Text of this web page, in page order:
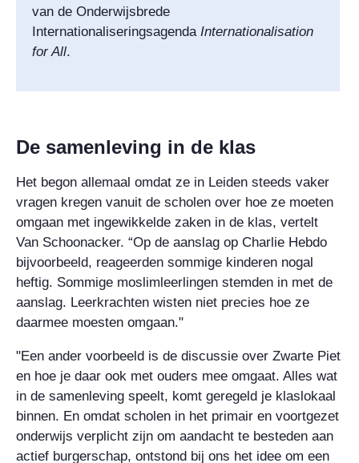
van de Onderwijsbrede
Internationaliseringsagenda Internationalisation
for All.
De samenleving in de klas
Het begon allemaal omdat ze in Leiden steeds vaker
vragen kregen vanuit de scholen over hoe ze moeten
omgaan met ingewikkelde zaken in de klas, vertelt
Van Schoonacker. “Op de aanslag op Charlie Hebdo
bijvoorbeeld, reageerden sommige kinderen nogal
heftig. Sommige moslimleerlingen stemden in met de
aanslag. Leerkrachten wisten niet precies hoe ze
daarmee moesten omgaan."
"Een ander voorbeeld is de discussie over Zwarte Piet
en hoe je daar ook met ouders mee omgaat. Alles wat
in de samenleving speelt, komt geregeld je klaslokaal
binnen. En omdat scholen in het primair en voortgezet
onderwijs verplicht zijn om aandacht te besteden aan
actief burgerschap, ontstond bij ons het idee om een